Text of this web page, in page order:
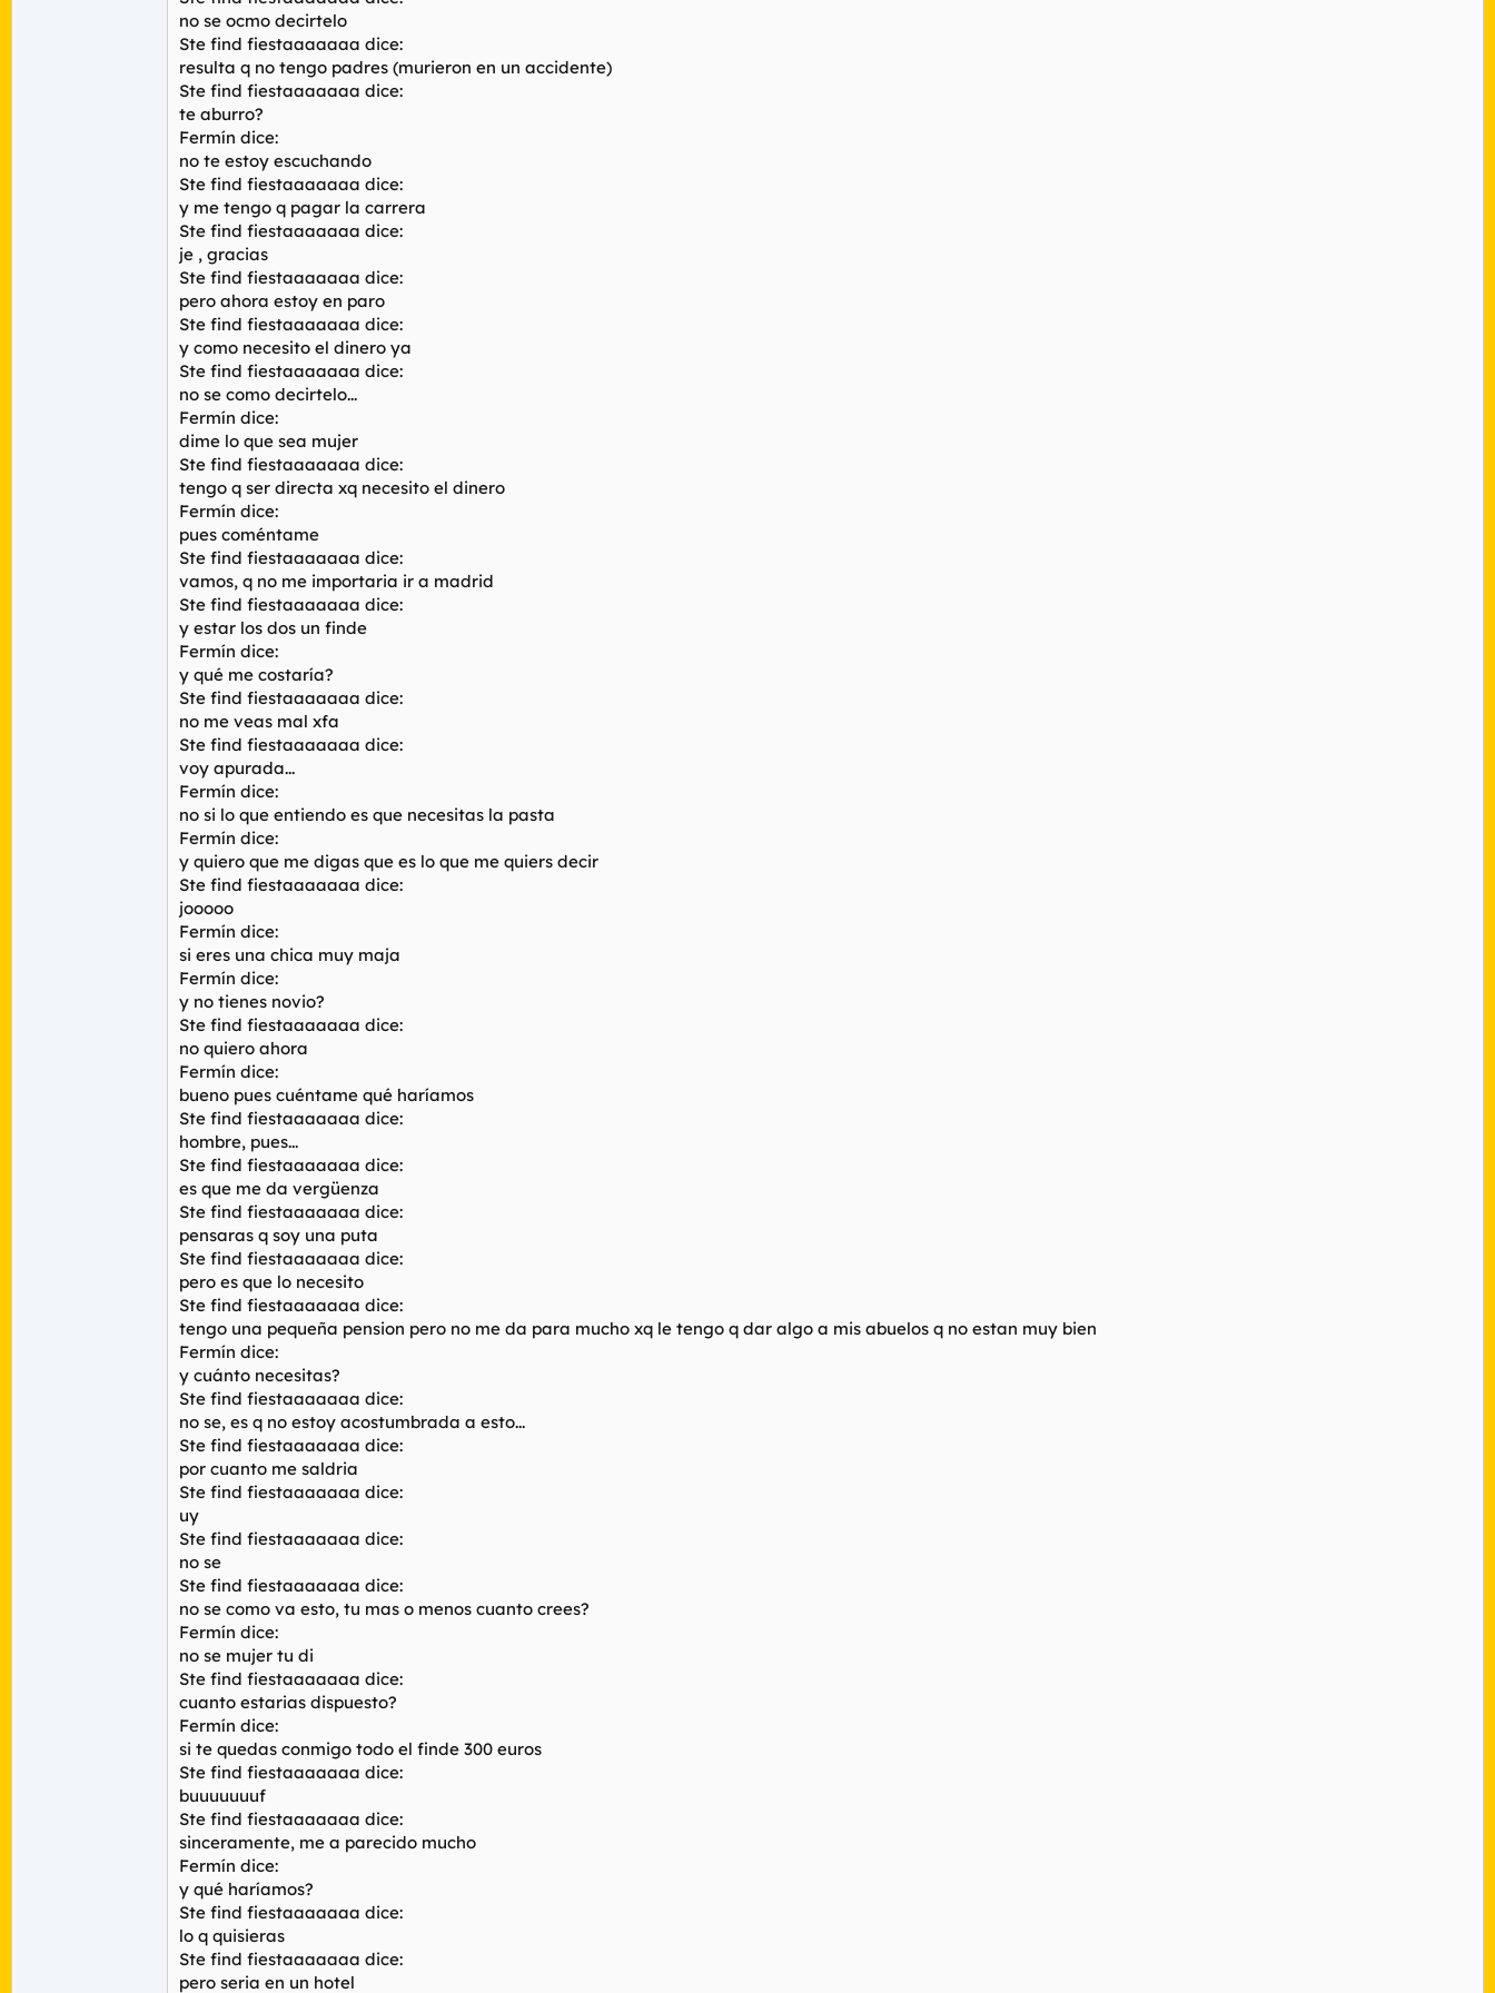
no se ocmo decirtelo
Ste find fiestaaaaaaa dice:
resulta q no tengo padres (murieron en un accidente)
Ste find fiestaaaaaaa dice:
te aburro?
Fermín dice:
no te estoy escuchando
Ste find fiestaaaaaaa dice:
y me tengo q pagar la carrera
Ste find fiestaaaaaaa dice:
je , gracias
Ste find fiestaaaaaaa dice:
pero ahora estoy en paro
Ste find fiestaaaaaaa dice:
y como necesito el dinero ya
Ste find fiestaaaaaaa dice:
no se como decirtelo...
Fermín dice:
dime lo que sea mujer
Ste find fiestaaaaaaa dice:
tengo q ser directa xq necesito el dinero
Fermín dice:
pues coméntame
Ste find fiestaaaaaaa dice:
vamos, q no me importaria ir a madrid
Ste find fiestaaaaaaa dice:
y estar los dos un finde
Fermín dice:
y qué me costaría?
Ste find fiestaaaaaaa dice:
no me veas mal xfa
Ste find fiestaaaaaaa dice:
voy apurada...
Fermín dice:
no si lo que entiendo es que necesitas la pasta
Fermín dice:
y quiero que me digas que es lo que me quiers decir
Ste find fiestaaaaaaa dice:
jooooo
Fermín dice:
si eres una chica muy maja
Fermín dice:
y no tienes novio?
Ste find fiestaaaaaaa dice:
no quiero ahora
Fermín dice:
bueno pues cuéntame qué haríamos
Ste find fiestaaaaaaa dice:
hombre, pues...
Ste find fiestaaaaaaa dice:
es que me da vergüenza
Ste find fiestaaaaaaa dice:
pensaras q soy una puta
Ste find fiestaaaaaaa dice:
pero es que lo necesito
Ste find fiestaaaaaaa dice:
tengo una pequeña pension pero no me da para mucho xq le tengo q dar algo a mis abuelos q no estan muy bien
Fermín dice:
y cuánto necesitas?
Ste find fiestaaaaaaa dice:
no se, es q no estoy acostumbrada a esto...
Ste find fiestaaaaaaa dice:
por cuanto me saldria
Ste find fiestaaaaaaa dice:
uy
Ste find fiestaaaaaaa dice:
no se
Ste find fiestaaaaaaa dice:
no se como va esto, tu mas o menos cuanto crees?
Fermín dice:
no se mujer tu di
Ste find fiestaaaaaaa dice:
cuanto estarias dispuesto?
Fermín dice:
si te quedas conmigo todo el finde 300 euros
Ste find fiestaaaaaaa dice:
buuuuuuuf
Ste find fiestaaaaaaa dice:
sinceramente, me a parecido mucho
Fermín dice:
y qué haríamos?
Ste find fiestaaaaaaa dice:
lo q quisieras
Ste find fiestaaaaaaa dice:
pero seria en un hotel